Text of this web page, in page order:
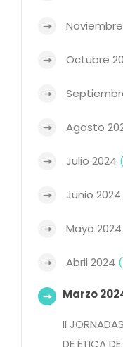
Octubre
Agosto
Julio 2024
Junio 2024
Mayo 2024
Abril 2024
Marzo
II
DE ÉTICA